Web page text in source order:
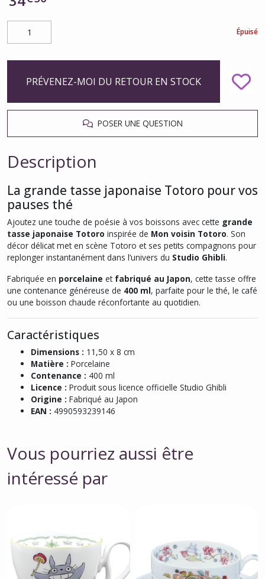
Épuisé
PRÉVENEZ-MOI DU RETOUR EN STOCK
POSER UNE QUESTION
Description
La grande tasse japonaise Totoro pour vos
pauses thé
Ajoutez une touche de poésie à vos boissons avec cette grande
tasse japonaise Totoro inspirée de Mon voisin Totoro. Son
décor délicat met en scène Totoro et ses petits compagnons pour
replonger instantanément dans l’univers du Studio Ghibli.
Fabriquée en porcelaine et fabriqué au Japon, cette tasse offre
une contenance généreuse de 400 ml, parfaite pour le thé, le café
ou une boisson chaude réconfortante au quotidien.
Caractéristiques
Dimensions : 11,50 x 8 cm
Matière : Porcelaine
Contenance : 400 ml
Licence : Produit sous licence officielle Studio Ghibli
Origine : Fabriqué au Japon
EAN : 4990593239146
Vous pourriez aussi être
intéressé par